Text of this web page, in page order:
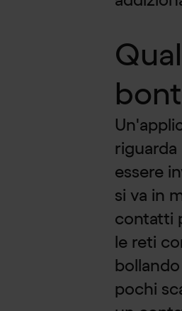
riguarda
essere
si va in
contatti
le reti
pochi